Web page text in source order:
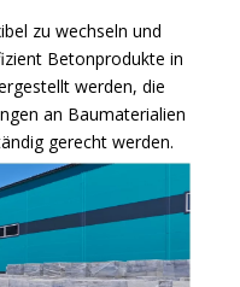
zu wechseln und
Betonprodukte in
werden, die
an Baumaterialien
gerecht werden.